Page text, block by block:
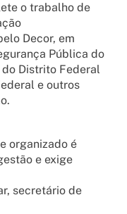
o trabalho de
Decor, em
Pública do
do Distrito Federal
e outros
organizado é
e exige
secretário de